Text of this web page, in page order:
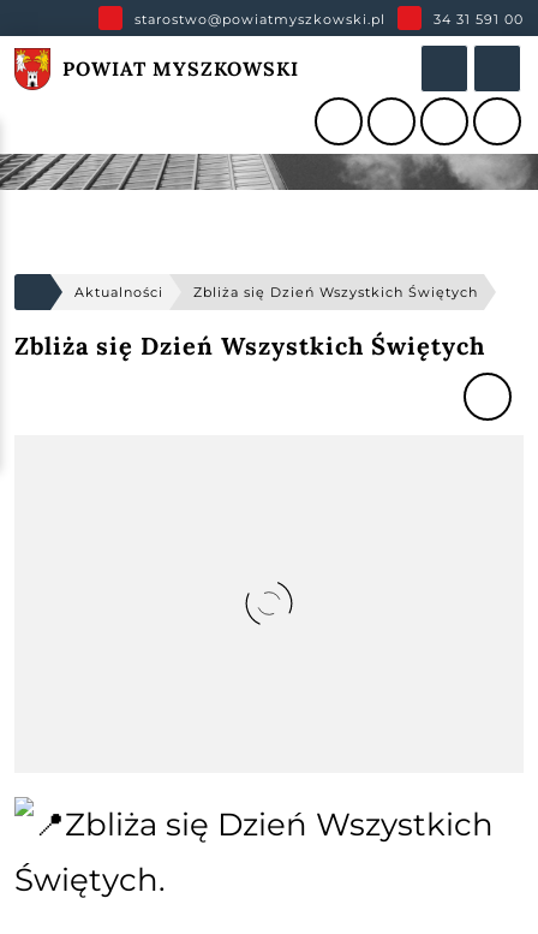
starostwo@powiatmyszkowski.pl 34 31 591 00
POWIAT MYSZKOWSKI
Aktualności Zbliża się Dzień Wszystkich Świętych
Zbliża się Dzień Wszystkich Świętych
Zbliża się Dzień Wszystkich
Świętych.